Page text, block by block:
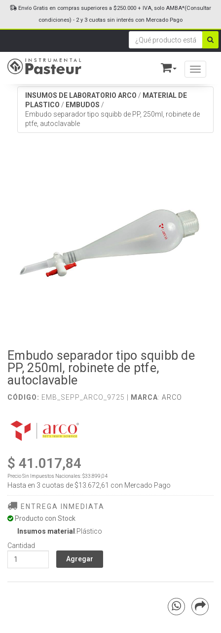
Toggle
Envío Gratis en compras superiores a $250.000 + IVA, solo AMBA*(Consultar
condiciones) - 2 y 3 cuotas sin interés con Mercado Pago
INSUMOS DE LABORATORIO ARCO / MATERIAL DE
PLASTICO / EMBUDOS /
Embudo separador tipo squibb de PP, 250ml, robinete de
ptfe, autoclavable
Embudo separador tipo squibb de
PP, 250ml, robinete de ptfe,
autoclavable
CÓDIGO: EMB_SEPP_ARCO_9725 | MARCA: ARCO
$ 41.017,84
Precio Sin Impuestos Nacionales:$33.899,04
Hasta en 3 cuotas de $13.672,61 con Mercado Pago
ENTREGA INMEDIATA
Producto con Stock
Insumos material :Plástico
Cantidad